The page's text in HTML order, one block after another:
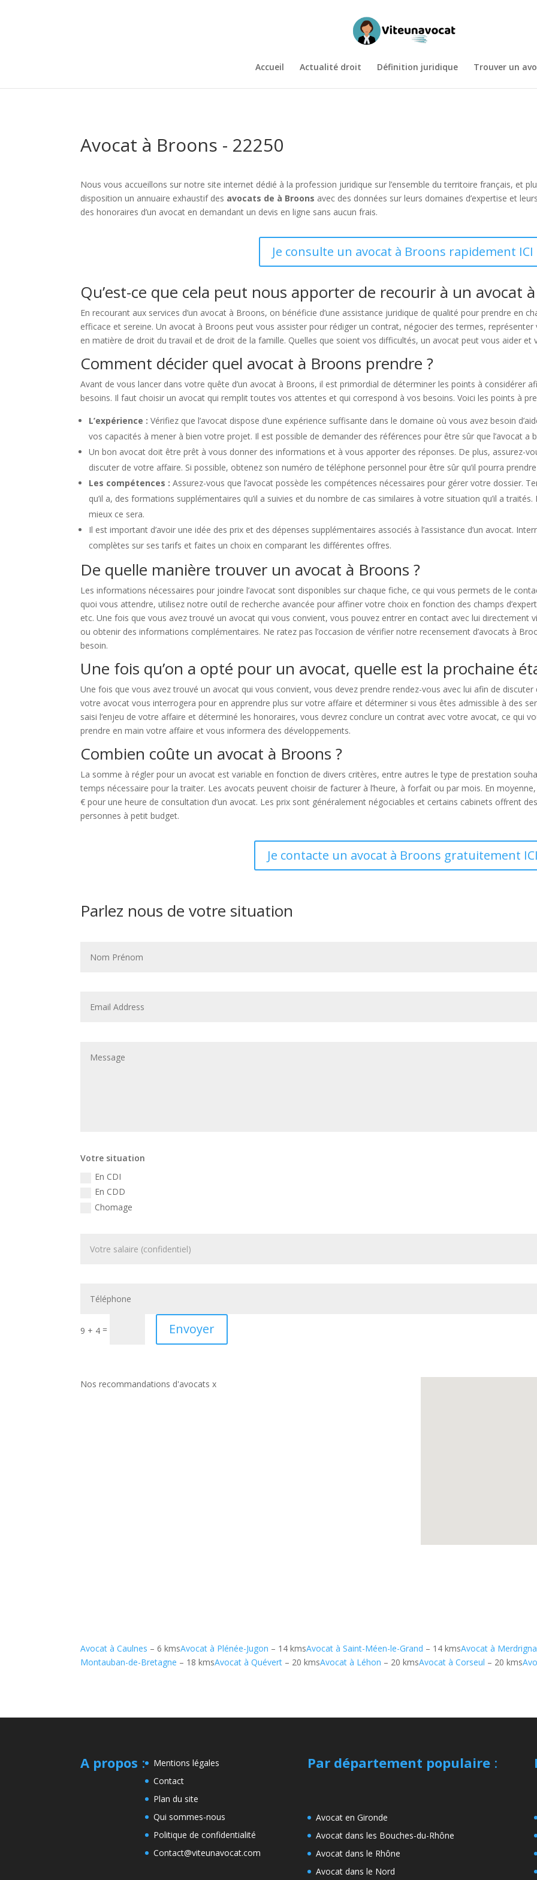
Accueil Actualité droit Définition juridique Trouver un
Avocat à Broons - 22250
Nous vous accueillons sur notre site internet dédié à la profession juridique sur l’ensemble du territoire français, et
disposition un annuaire exhaustif des avocats de à Broons avec des données sur leurs domaines d’expertise et
des honoraires d’un avocat en demandant un devis en ligne sans aucun frais.
Je consulte un avocat à Broons rapidement ICI
Qu’est-ce que cela peut nous apporter de recourir à un avocat
En recourant aux services d’un avocat à Broons, on bénéficie d’une assistance juridique de qualité pour prendre en
efficace et sereine. Un avocat à Broons peut vous assister pour rédiger un contrat, négocier des termes,
en matière de droit du travail et de droit de la famille. Quelles que soient vos difficultés, un avocat peut vous aider et
Comment décider quel avocat à Broons prendre ?
Avant de vous lancer dans votre quête d’un avocat à Broons, il est primordial de déterminer les points à considérer
besoins. Il faut choisir un avocat qui remplit toutes vos attentes et qui correspond à vos besoins. Voici les points à
L’expérience :Vérifiez que l’avocat dispose d’une expérience suffisante dans le domaine où vous avez besoin
vos capacités à mener à bien votre projet. Il est possible de demander des références pour être sûr que l’avocat a
Un bon avocat doit être prêt à vous donner des informations et à vous apporter des réponses. De plus, assurez-
discuter de votre affaire. Si possible, obtenez son numéro de téléphone personnel pour être sûr qu’il pourra
Les compétences :Assurez-vous que l’avocat possède les compétences nécessaires pour gérer votre dossier.
qu’il a, des formations supplémentaires qu’il a suivies et du nombre de cas similaires à votre situation qu’il a
mieux ce sera.
Il est important d’avoir une idée des prix et des dépenses supplémentaires associés à l’assistance d’un avocat.
complètes sur ses tarifs et faites un choix en comparant les différentes offres.
De quelle manière trouver un avocat à Broons ?
Les informations nécessaires pour joindre l’avocat sont disponibles sur chaque fiche, ce qui vous permets de le
quoi vous attendre, utilisez notre outil de recherche avancée pour affiner votre choix en fonction des champs
etc. Une fois que vous avez trouvé un avocat qui vous convient, vous pouvez entrer en contact avec lui directement
ou obtenir des informations complémentaires. Ne ratez pas l’occasion de vérifier notre recensement d’avocats à
besoin.
Une fois qu’on a opté pour un avocat, quelle est la prochaine
Une fois que vous avez trouvé un avocat qui vous convient, vous devez prendre rendez-vous avec lui afin de
votre avocat vous interrogera pour en apprendre plus sur votre affaire et déterminer si vous êtes admissible à des
saisi l’enjeu de votre affaire et déterminé les honoraires, vous devrez conclure un contrat avec votre avocat, ce qui
prendre en main votre affaire et vous informera des développements.
Combien coûte un avocat à Broons ?
La somme à régler pour un avocat est variable en fonction de divers critères, entre autres le type de prestation
temps nécessaire pour la traiter. Les avocats peuvent choisir de facturer à l’heure, à forfait ou par mois. En
€ pour une heure de consultation d’un avocat. Les prix sont généralement négociables et certains cabinets offrent
personnes à petit budget.
Je contacte un avocat à Broons gratuitement
Parlez nous de votre situation
Votre situation
En CDI
En CDD
Chomage
9 + 4 = Envoyer
Nos recommandations d'avocats x
Avocat à Caulnes – 6 kmsAvocat à Plénée-Jugon – 14 kmsAvocat à Saint-Méen-le-Grand – 14 kmsAvocat à
Montauban-de-Bretagne – 18 kmsAvocat à Quévert – 20 kmsAvocat à Léhon – 20 kmsAvocat à Corseul – 20 kms
A propos :
Mentions légales
Contact
Plan du site
Qui sommes-nous
Politique de confidentialité
Contact@viteunavocat.com
Par département populaire:
Avocat en Gironde
Avocat dans les Bouches-du-Rhône
Avocat dans le Rhône
Avocat dans le Nord